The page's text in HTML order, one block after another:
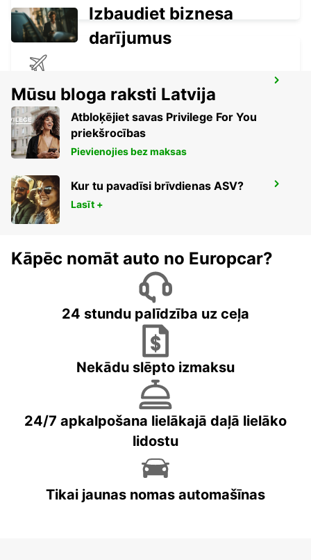
LA PALMA AIRPORT
VILLA DE MAZO - SPAIN
AGADIR LIDOSTA
AGADIR - MOROCCO
Izbaudiet biznesa
darījumus
Mūsu bloga raksti Latvija
Atbloķējiet savas Privilege For You
priekšrocības
Pievienojies bez maksas
Kur tu pavadīsi brīvdienas ASV?
Lasīt +
Kāpēc nomāt auto no Europcar?
24 stundu palīdzība uz ceļa
Nekādu slēpto izmaksu
24/7 apkalpošana lielākajā daļā lielāko
lidostu
Tikai jaunas nomas automašīnas